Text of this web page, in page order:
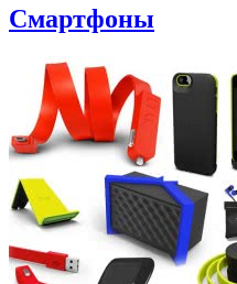
Смартфоны